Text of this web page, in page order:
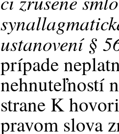
ustanovení §
prípade
nehnuteľností
strane K
pravom slova